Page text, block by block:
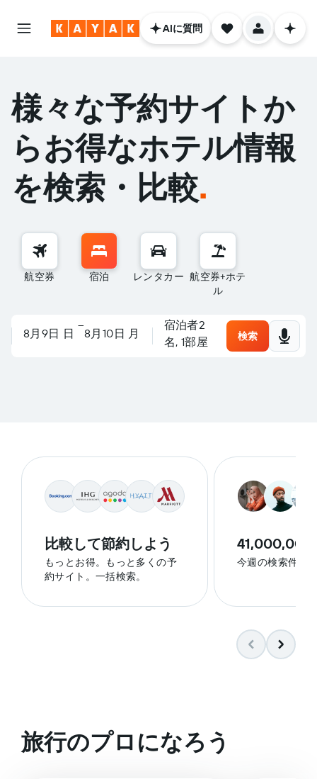
AIに質問
様々な予約サイトか
らお得なホテル情報
を検索・比較.
航空券 宿泊 レンタカー 航空券+ホテ
ル
場所、ホテルを検索、または なんでも質問してください
8月9日 日
–
8月10日 月
宿泊者2
名, 1​部屋
検索
比較して節約しよう
もっとお得。もっと多くの予
約サイト。一括検索。
今週の検索件数
旅行のプロになろう